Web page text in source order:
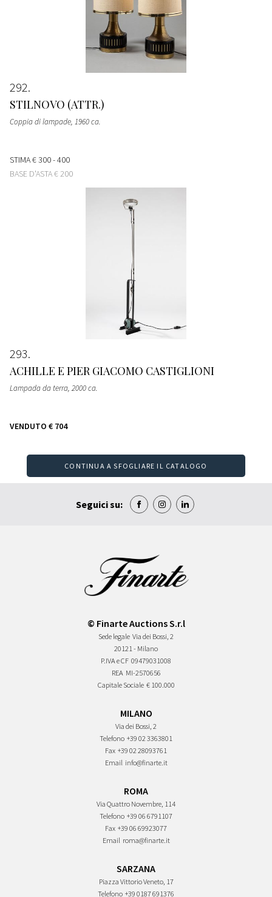
292
STILNOVO (ATTR.)
Coppia di lampade, 1960 ca.
STIMA€ 300 - 400
BASE D'ASTA€ 200
293
ACHILLE E PIER GIACOMO CASTIGLIONI
Lampada da terra, 2000 ca.
VENDUTO € 704
CONTINUA A SFOGLIARE IL CATALOGO
Seguici su:
© Finarte Auctions S.r.l
Sede legale Via dei Bossi, 2
20121 - Milano
P.IVA e CF 09479031008
REA MI-2570656
Capitale Sociale € 100.000
MILANO
Via dei Bossi, 2
Telefono +39 02 3363801
Fax +39 02 28093761
Email info@finarte.it
ROMA
Via Quattro Novembre, 114
Telefono +39 06 6791107
Fax +39 06 69923077
Email roma@finarte.it
SARZANA
Piazza Vittorio Veneto, 17
Telefono +39 0187 691376